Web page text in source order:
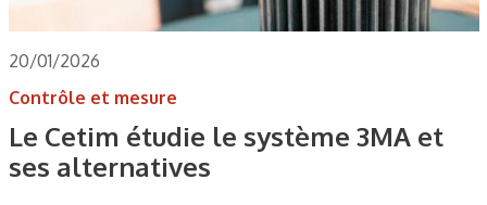
20/01/2026
Contrôle et mesure
Le Cetim étudie le système 3MA et
ses alternatives